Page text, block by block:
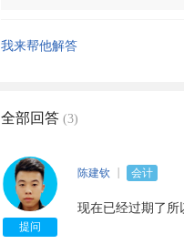
我来帮他解答
全部回答 (3)
提问
陈建钦 会计
现在已经过期了所